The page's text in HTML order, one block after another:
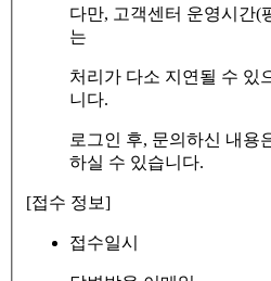
다만, 고객센터 운영시간(
는
처리가 다소 지연될 수 있
니다.
로그인 후, 문의하신 내용
하실 수 있습니다.
[접수 정보]
접수일시